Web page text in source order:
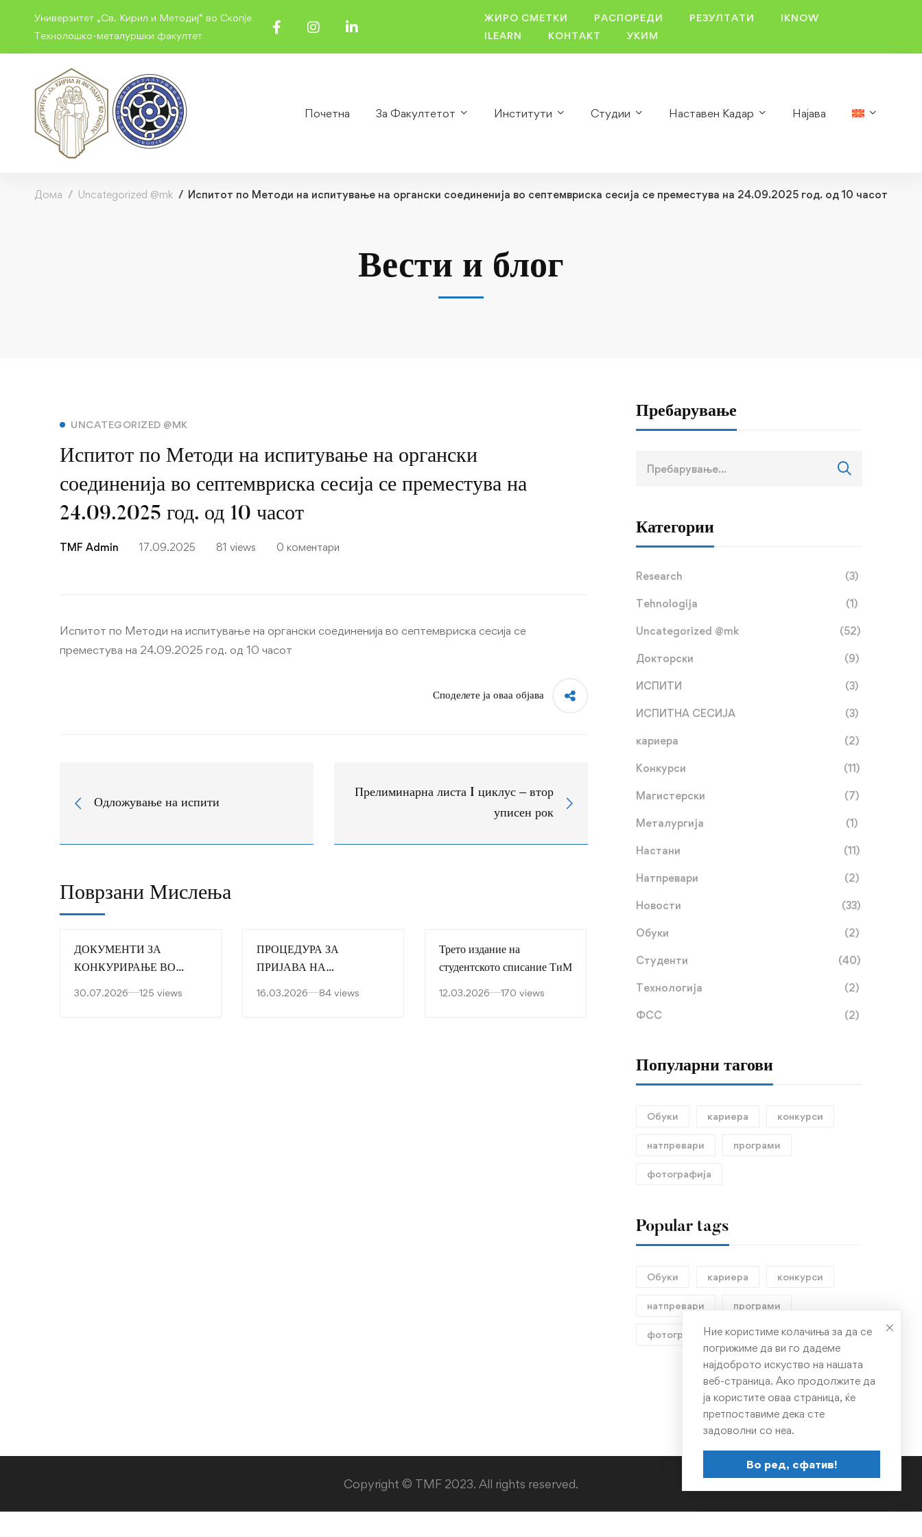
Универзитет „Св. Кирил и Методиј“ во Скопје
Технолошко-металуршки факултет
ЖИРО СМЕТКИ РАСПОРЕДИ РЕЗУЛТАТИ
IKNOW
ILEARN
КОНТАКТ УКИМ
Почетна За Факултетот Институти Студии Наставен Кадар Најава
Дома Uncategorized @mk Испитот по Методи на испитување на органски соединенија во септемвриска сесија се преместува на 24.09.2025 год. од 10 часот
Вести и блог
Испитот
по
Методи
на
испитување
соединенија
преместува
год.
од
10
часот
UNCATEGORIZED @MK
Испитот по Методи на испитување на органски
соединенија во септемвриска сесија се преместува на
24.09.2025 год. од 10 часот
TMF Admin 17.09.2025 81 views 0 коментари
Испитот по Методи на испитување на органски соединенија во септемвриска сесија се
преместува на 24.09.2025 год. од 10 часот
Споделете ја оваа објава
Одложување на испити
Прелиминарна листа I циклус – втор
уписен рок
Поврзани Мислења
ДОКУМЕНТИ ЗА
КОНКУРИРАЊЕ ВО
30.07.2026 125 views
ПРОЦЕДУРА ЗА
ПРИЈАВА НА
16.03.2026 84 views
Трето издание на
студентското списание ТиМ
12.03.2026 170 views
уписен рок 2025/2026
23.01.2026 229 views
кандидати за
на трет циклус
во вториот уписен рок
18.12.2025
Пребарување
Категории
Research (3)
Tehnologija (1)
Uncategorized @mk (52)
Докторски (9)
ИСПИТИ (3)
ИСПИТНА СЕСИЈА (3)
кариера (2)
Конкурси (11)
Магистерски (7)
Металургија (1)
Настани (11)
Натпревари (2)
Новости (33)
Обуки (2)
Студенти (40)
Технологија (2)
ФСС (2)
Популарни тагови
Обуки кариера конкурси
натпревари програми
фотографија
Popular tags
Обуки кариера конкурси
натпревари програми
фотографија
Copyright © TMF 2023. All rights reserved.
Ние користиме колачиња за да се
погрижиме да ви го дадеме
најдоброто искуство на нашата
веб-страница. Ако продолжите да
ја користите оваа страница, ќе
претпоставиме дека сте
задоволни со неа.
Во ред, сфатив!